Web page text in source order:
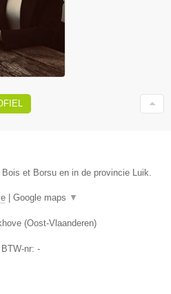
et Borsu en in de provincie Luik.
Google maps ▼
(Oost-Vlaanderen)
nr: -